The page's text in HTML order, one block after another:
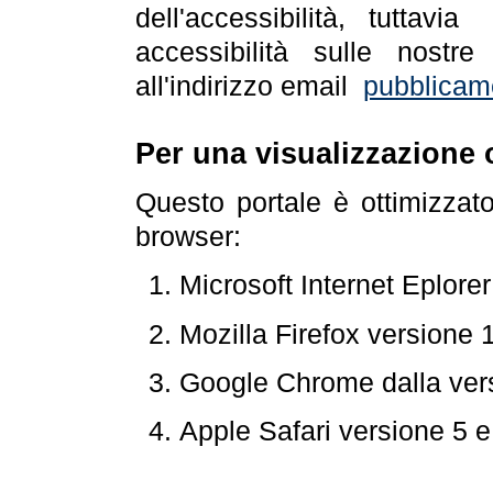
dell'accessibilità,
accessibilità sulle
all'indirizzo email
Per una visualizzazione
Questo portale è
browser:
Microsoft Internet
Mozilla Firefox versione
Google Chrome dalla
Apple Safari versione 5